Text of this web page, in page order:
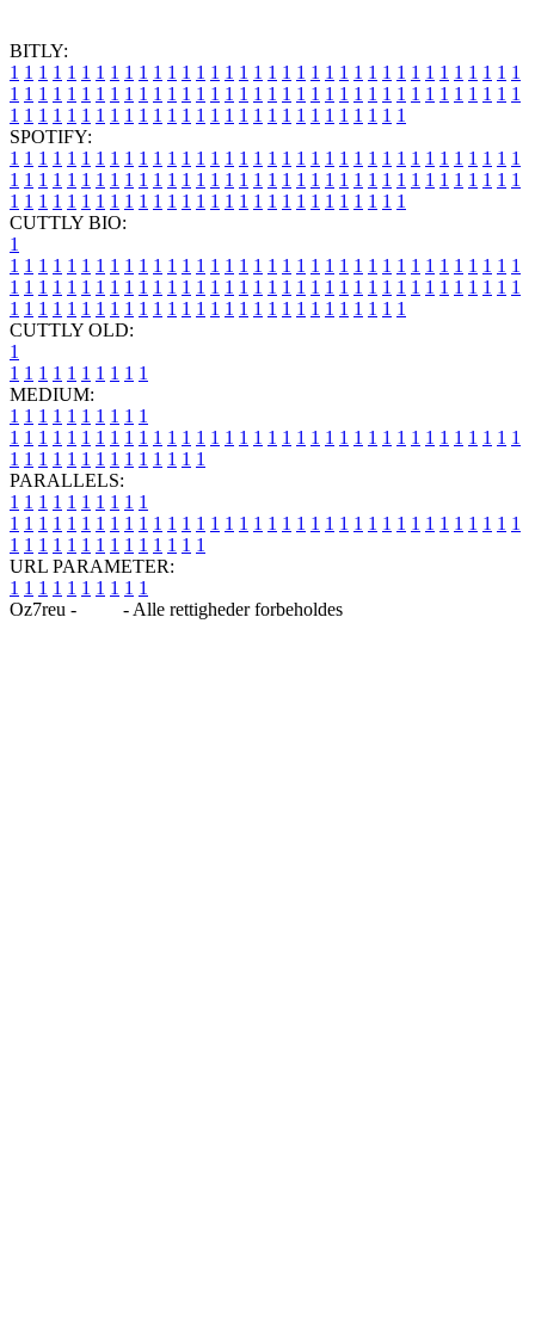
BITLY:
1 1 1 1 1 1 1 1 1 1 1 1 1 1 1 1 1 1 1 1 1 1 1 1 1 1 1 1 1 1 1 1 1 1 1 1
1 1 1 1 1 1 1 1 1 1 1 1 1 1 1 1 1 1 1 1 1 1 1 1 1 1 1 1 1 1 1 1 1 1 1 1
1 1 1 1 1 1 1 1 1 1 1 1 1 1 1 1 1 1 1 1 1 1 1 1 1 1 1 1
SPOTIFY:
1 1 1 1 1 1 1 1 1 1 1 1 1 1 1 1 1 1 1 1 1 1 1 1 1 1 1 1 1 1 1 1 1 1 1 1
1 1 1 1 1 1 1 1 1 1 1 1 1 1 1 1 1 1 1 1 1 1 1 1 1 1 1 1 1 1 1 1 1 1 1 1
1 1 1 1 1 1 1 1 1 1 1 1 1 1 1 1 1 1 1 1 1 1 1 1 1 1 1 1
CUTTLY BIO:
1
1 1 1 1 1 1 1 1 1 1 1 1 1 1 1 1 1 1 1 1 1 1 1 1 1 1 1 1 1 1 1 1 1 1 1 1
1 1 1 1 1 1 1 1 1 1 1 1 1 1 1 1 1 1 1 1 1 1 1 1 1 1 1 1 1 1 1 1 1 1 1 1
1 1 1 1 1 1 1 1 1 1 1 1 1 1 1 1 1 1 1 1 1 1 1 1 1 1 1 1
CUTTLY OLD:
1
1 1 1 1 1 1 1 1 1 1
MEDIUM:
1 1 1 1 1 1 1 1 1 1
1 1 1 1 1 1 1 1 1 1 1 1 1 1 1 1 1 1 1 1 1 1 1 1 1 1 1 1 1 1 1 1 1 1 1 1
1 1 1 1 1 1 1 1 1 1 1 1 1 1
PARALLELS:
1 1 1 1 1 1 1 1 1 1
1 1 1 1 1 1 1 1 1 1 1 1 1 1 1 1 1 1 1 1 1 1 1 1 1 1 1 1 1 1 1 1 1 1 1 1
1 1 1 1 1 1 1 1 1 1 1 1 1 1
URL PARAMETER:
1 1 1 1 1 1 1 1 1 1
Oz7reu -
- Alle rettigheder forbeholdes